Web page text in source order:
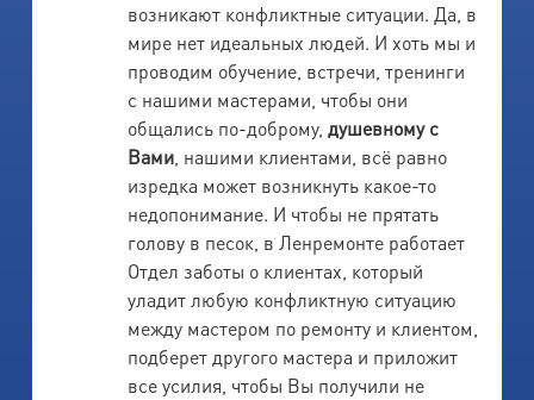
возникают конфликтные ситуации. Да, в
мире нет идеальных людей. И хоть мы и
проводим обучение, встречи, тренинги
с нашими мастерами, чтобы они
общались по-доброму, душевному с
Вами, нашими клиентами, всё равно
изредка может возникнуть какое-то
недопонимание. И чтобы не прятать
голову в песок, в Ленремонте работает
Отдел заботы о клиентах, который
уладит любую конфликтную ситуацию
между мастером по ремонту и клиентом,
подберет другого мастера и приложит
все усилия, чтобы Вы получили не